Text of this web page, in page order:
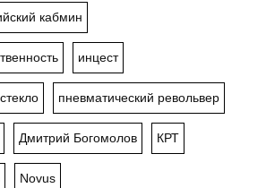
кабмин
инцест
пневматический револьвер
Дмитрий Богомолов КРТ
Novus